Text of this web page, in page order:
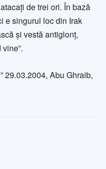
de trei ori. În bază
e singurul loc din Irak
şi vestă antiglonţ,
29.03.2004, Abu Ghraib,